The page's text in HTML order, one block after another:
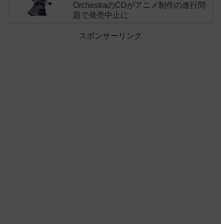
OrchestraのCDがアニメ制作の進行問
題で発売中止に
スポンサーリンク